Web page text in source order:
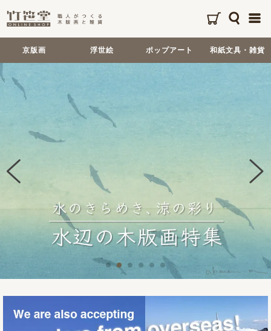
京版画 浮世絵 ポップアート 和紙文具・雑貨